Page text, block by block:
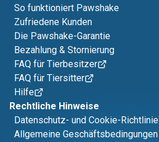
So funktioniert Pawshake
Zufriedene Kunden
Die Pawshake-Garantie
Bezahlung & Stornierung
FAQ für Tierbesitzer
FAQ für Tiersitter
Hilfe
Rechtliche Hinweise
Datenschutz- und Cookie-Richtlinie
Allgemeine Geschäftsbedingungen